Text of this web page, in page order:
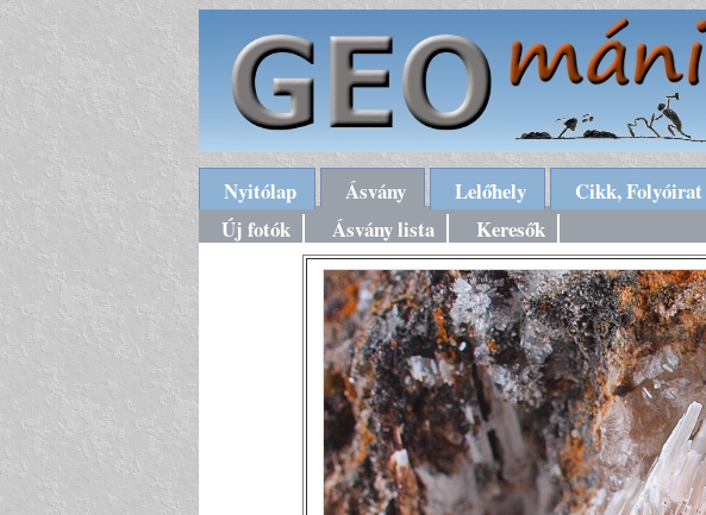
Nyitólap Ásvány Lelőhely Cikk, Folyóirat
Új fotók
Ásvány lista Keresők